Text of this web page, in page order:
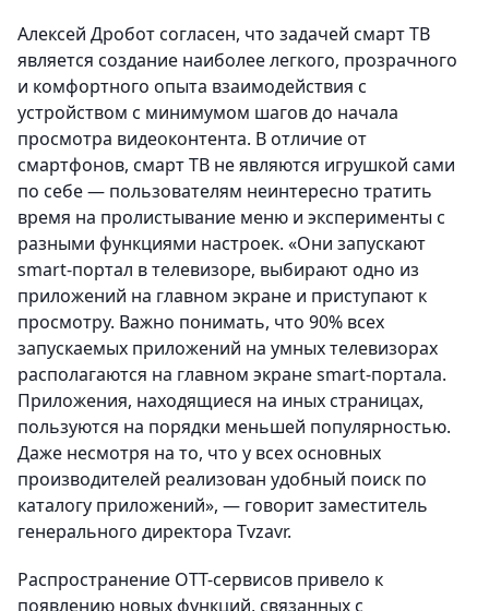
Алексей Дробот согласен, что задачей смарт ТВ
является создание наиболее легкого, прозрачного
и комфортного опыта взаимодействия с
устройством с минимумом шагов до начала
просмотра видеоконтента. В отличие от
смартфонов, смарт ТВ не являются игрушкой сами
по себе — пользователям неинтересно тратить
время на пролистывание меню и эксперименты с
разными функциями настроек. «Они запускают
smart-портал в телевизоре, выбирают одно из
приложений на главном экране и приступают к
просмотру. Важно понимать, что 90% всех
запускаемых приложений на умных телевизорах
располагаются на главном экране smart-портала.
Приложения, находящиеся на иных страницах,
пользуются на порядки меньшей популярностью.
Даже несмотря на то, что у всех основных
производителей реализован удобный поиск по
каталогу приложений», — говорит заместитель
генерального директора Tvzavr.
Распространение ОТТ-сервисов привело к
появлению новых функций, связанных с